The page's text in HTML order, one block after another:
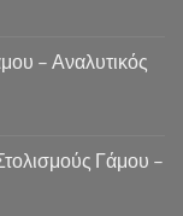
– Αναλυτικός
Γάμου –